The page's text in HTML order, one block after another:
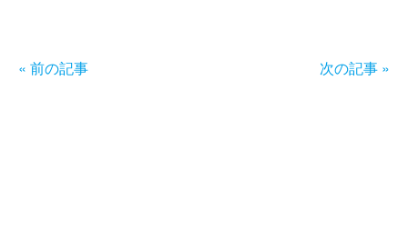
« 前の記事 次の記事 »